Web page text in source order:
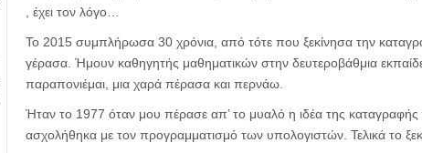
, έχει τον λόγο…
Το 2015 συμπλήρωσα 30 χρόνια, από τότε που ξεκίνησα την
γέρασα. Ήμουν καθηγητής μαθηματικών στην δευτεροβάθμια
παραπονιέμαι, μια χαρά πέρασα και περνάω.
Ήταν το 1977 όταν μου πέρασε απ’ το μυαλό η ιδέα της
ασχολήθηκα με τον προγραμματισμό των υπολογιστών. Τελικά το